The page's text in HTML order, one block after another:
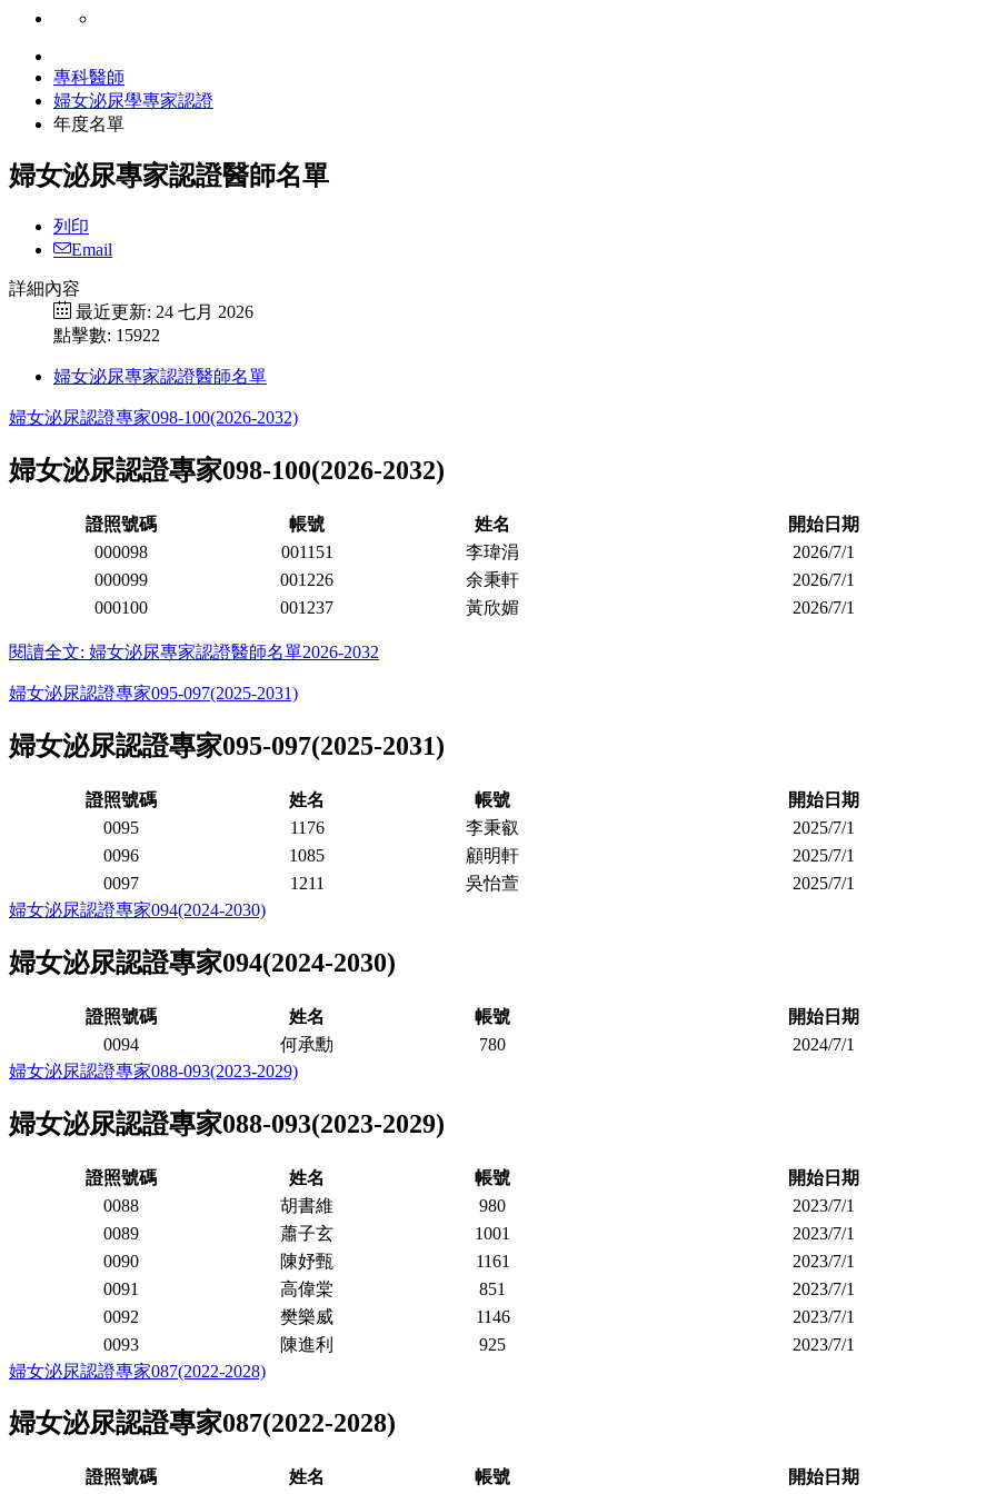
專科醫師
婦女泌尿學專家認證
年度名單
婦女泌尿專家認證醫師名單
列印
Email
詳細內容
最近更新: 24 七月 2026
點擊數: 15922
婦女泌尿專家認證醫師名單
婦女泌尿認證專家098-100(2026-2032)
婦女泌尿認證專家098-100(2026-2032)
證照號碼 帳號 姓名 開始日期
000098
001151 李瑋涓 2026/7/1
000099
001226 余秉軒 2026/7/1
000100
001237 黃欣媚 2026/7/1
閱讀全文: 婦女泌尿專家認證醫師名單2026-2032
婦女泌尿認證專家095-097(2025-2031)
婦女泌尿認證專家095-097(2025-2031)
證照號碼 姓名 帳號 開始日期
0095
1176 李秉叡 2025/7/1
0096
1085 顧明軒 2025/7/1
0097
1211 吳怡萱 2025/7/1
婦女泌尿認證專家094(2024-2030)
婦女泌尿認證專家094(2024-2030)
證照號碼 姓名 帳號 開始日期
0094
何承勳 780 2024/7/1
婦女泌尿認證專家088-093(2023-2029)
婦女泌尿認證專家088-093(2023-2029)
證照號碼 姓名 帳號 開始日期
0088
胡書維 980 2023/7/1
0089
蕭子玄 1001 2023/7/1
0090
陳妤甄 1161 2023/7/1
0091
高偉棠 851 2023/7/1
0092
樊樂威 1146 2023/7/1
0093
陳進利 925 2023/7/1
婦女泌尿認證專家087(2022-2028)
婦女泌尿認證專家087(2022-2028)
證照號碼 姓名 帳號 開始日期